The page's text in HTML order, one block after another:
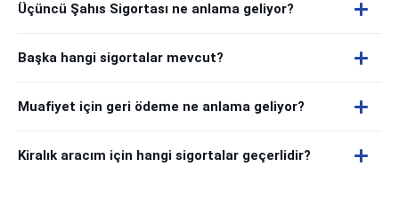
Üçüncü Şahıs Sigortası ne anlama geliyor?
Başka hangi sigortalar mevcut?
Muafiyet için geri ödeme ne anlama geliyor?
Kiralık aracım için hangi sigortalar geçerlidir?